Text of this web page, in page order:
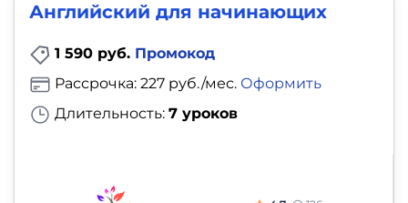
Английский для начинающих
1 590 руб. Промокод
Длительность: 7 уроков
Рассрочка: 227 руб./мес. Оформить